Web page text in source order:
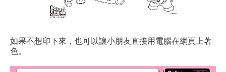
如果不想印下來，也可以讓小朋友直接用電腦在網頁上著
色。